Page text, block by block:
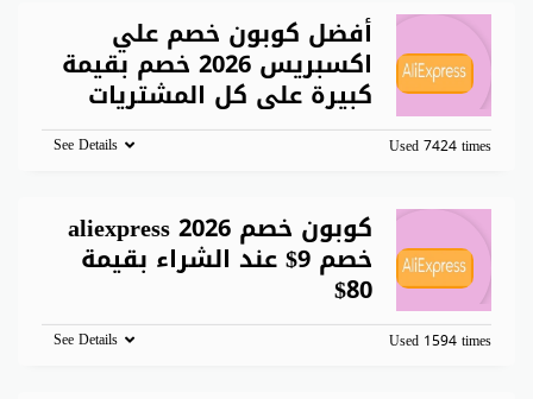
أفضل كوبون خصم علي
اكسبريس 2026 خصم بقيمة
كبيرة على كل المشتريات
Used 7424 times
See Details
كوبون خصم aliexpress 2026
خصم 9$ عند الشراء بقيمة
80$
Used 1594 times
See Details